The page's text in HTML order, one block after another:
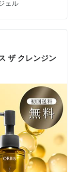
ェル
ザ クレンジン